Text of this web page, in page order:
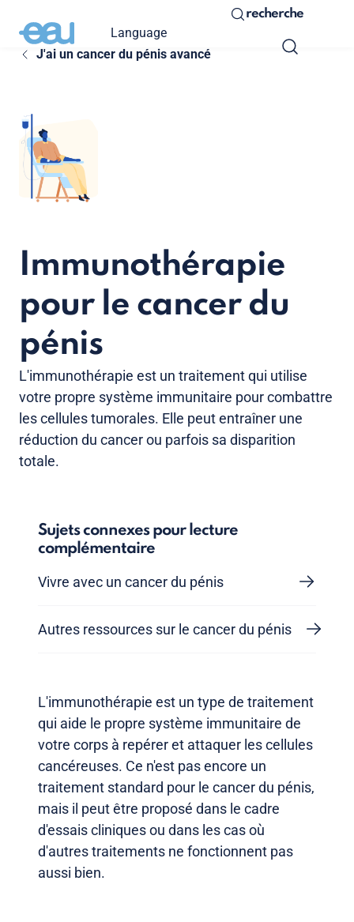
Language
recherche
J'ai un cancer du pénis avancé
Immunothérapie
pour le cancer du
pénis
L'immunothérapie est un traitement qui utilise
votre propre système immunitaire pour combattre
les cellules tumorales. Elle peut entraîner une
réduction du cancer ou parfois sa disparition
totale.
Sujets connexes pour lecture
complémentaire
Vivre avec un cancer du pénis
Autres ressources sur le cancer du pénis
L'immunothérapie est un type de traitement
qui aide le propre système immunitaire de
votre corps à repérer et attaquer les cellules
cancéreuses. Ce n'est pas encore un
traitement standard pour le cancer du pénis,
mais il peut être proposé dans le cadre
d'essais cliniques ou dans les cas où
d'autres traitements ne fonctionnent pas
aussi bien.